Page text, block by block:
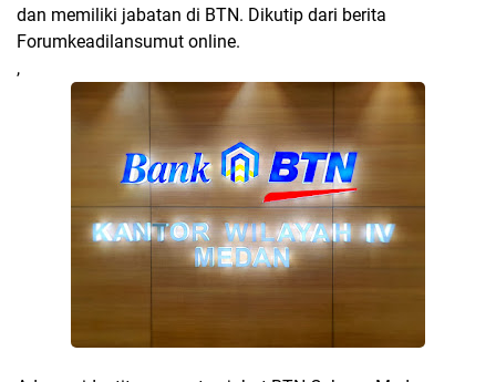
dan memiliki jabatan di BTN. Dikutip dari berita
Forumkeadilansumut online.
,